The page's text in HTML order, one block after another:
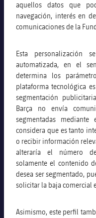
aquellos datos que
navegación, interés en
comunicaciones de la
Esta personalización
automatizada, en el
determina los
plataforma tecnológica
segmentación
Barça no envía
segmentadas
considera que es tanto
o recibir información
alteraría el número
solamente el contenido
desea ser segmentado,
solicitar la baja comercial
Asimismo, este perfil